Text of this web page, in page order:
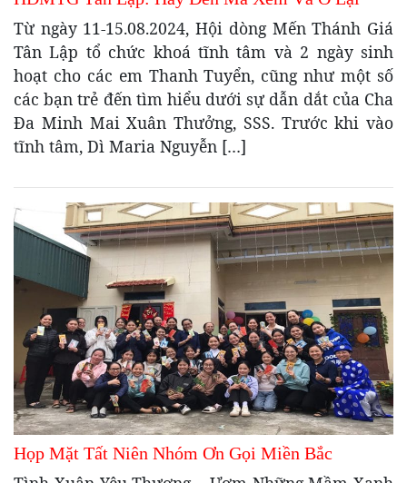
Từ ngày 11-15.08.2024, Hội dòng Mến Thánh Giá
Tân Lập tổ chức khoá tĩnh tâm và 2 ngày sinh
hoạt cho các em Thanh Tuyển, cũng như một số
các bạn trẻ đến tìm hiểu dưới sự dẫn dắt của Cha
Đa Minh Mai Xuân Thưởng, SSS. Trước khi vào
tĩnh tâm, Dì Maria Nguyễn […]
Họp Mặt Tất Niên Nhóm Ơn Gọi Miền Bắc